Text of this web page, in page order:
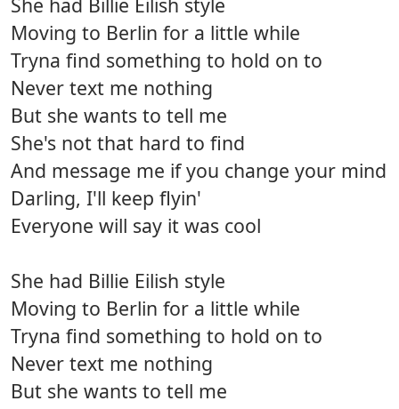
Moving to Berlin for a little while
Tryna find something to hold on to
Never text me nothing
But she wants to tell me
She's not that hard to find
And message me if you change your mind
Darling, I'll keep flyin'
Everyone will say it was cool
She had Billie Eilish style
Moving to Berlin for a little while
Tryna find something to hold on to
Never text me nothing
But she wants to tell me